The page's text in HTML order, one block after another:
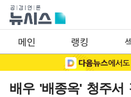
메인 랭킹
배우 '배종옥' 청주